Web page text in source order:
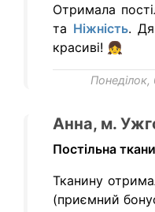
Отримала
та Ніжність.
красиві! 👧
Анна, м.
Постільна
Тканину
(приємний